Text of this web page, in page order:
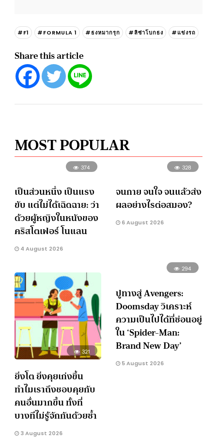
#F1 #FORMULA 1 #ธงหมากรุก #ลิซ่าโบกธง #แข่งรถ
Share this article
MOST POPULAR
374
เป็นส่วนหนึ่ง เป็นแรง
ขับ แต่ไม่ได้เฉิดฉาย: ว่า
ด้วยผู้หญิงในหนังของ
คริสโตเฟอร์ โนแลน
4 August 2026
328
จนกาย จนใจ จนแล้วส่ง
ผลอย่างไรต่อสมอง?
6 August 2026
321
ยิ่งโต ยิ่งคุยเก่งขึ้น
ทำไมเราถึงชอบคุยกับ
คนอื่นมากขึ้น ทั้งที่
บางทีไม่รู้จักกันด้วยซ้ำ
3 August 2026
294
ปูทางสู่ Avengers:
Doomsday วิเคราะห์
ความเป็นไปได้ที่ซ่อนอยู่
ใน ‘Spider-Man:
Brand New Day’
5 August 2026